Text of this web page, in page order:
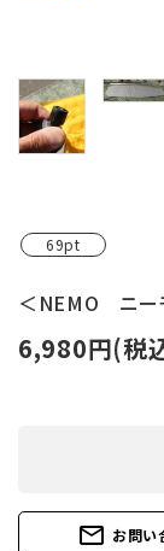
POLICY
ACCOUNT MENU
meeting_room
69pt
＜NEMO ニー
6,980円(税
mail_outline お問い